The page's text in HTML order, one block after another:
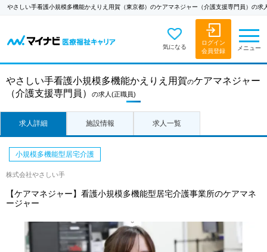
やさしい手看護小規模多機能かえりえ用賀（東京都）のケアマネジャー（介護支援専門員）の求
気になる
ログイン
会員登録
メニュー
やさしい手看護小規模多機能かえりえ用賀のケアマネジャー
（介護支援専門員）
の求人 (正職員)
求人詳細 施設情報 求人一覧
小規模多機能型居宅介護
株式会社やさしい手
【ケアマネジャー】看護小規模多機能型居宅介護事業所のケアマネ
ージャー